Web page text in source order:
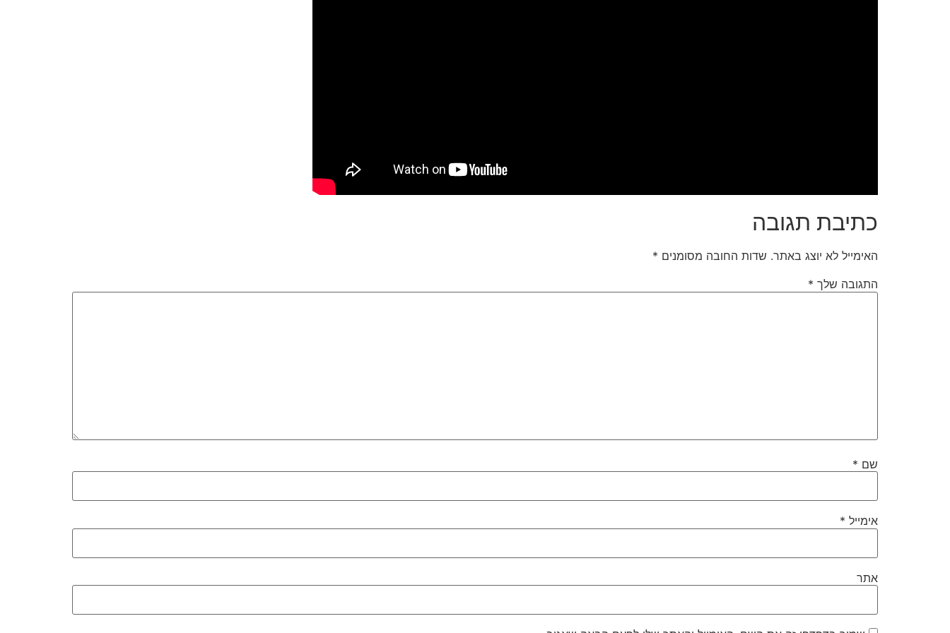
כתיבת תגובה
האימייל לא יוצג באתר. שדות החובה מסומנים *
התגובה שלך *
שם *
אימייל *
אתר